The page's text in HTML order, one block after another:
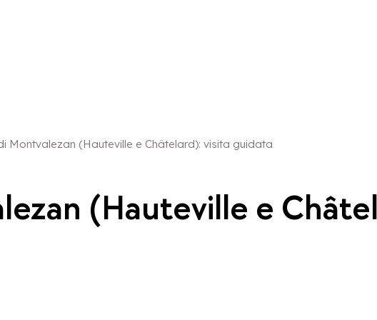
Montvalezan (Hauteville e Châtelard): visita guidata
(Hauteville e